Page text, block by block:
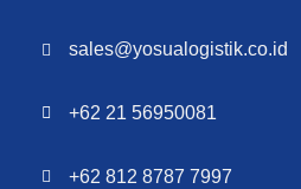
sales@yosualogistik.co.id
+62 21 56950081
+62 812 8787 7997